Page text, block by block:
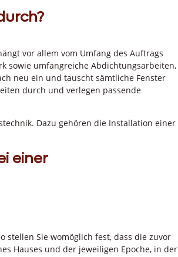
vor allem vom Umfang des Auftrags
sowie umfangreiche Abdichtungsarbeiten,
neu ein und tauscht sämtliche Fenster
durch und verlegen passende
Dazu gehören die Installation einer
einer
stellen Sie womöglich fest, dass die zuvor
Hauses und der jeweiligen Epoche, in der